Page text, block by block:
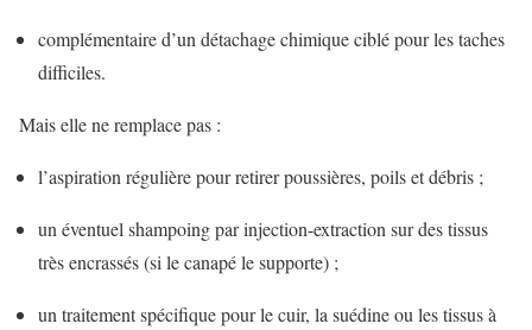
complémentaire d’un détachage chimique ciblé pour les taches
difficiles.
Mais elle ne remplace pas :
l’aspiration régulière pour retirer poussières, poils et débris ;
un éventuel shampoing par injection-extraction sur des tissus
très encrassés (si le canapé le supporte) ;
un traitement spécifique pour le cuir, la suédine ou les tissus à